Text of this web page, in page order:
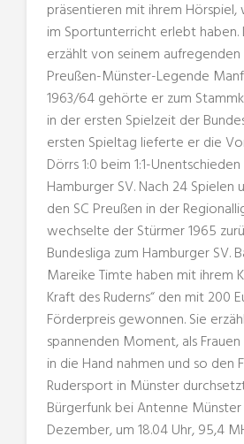
präsentieren mit ihrem Hörspiel,
im Sportunterricht erlebt haben.
erzählt von seinem
Preußen-Münster-Legende
1963/64 gehörte er zum
in der ersten Spielzeit der
ersten Spieltag lieferte er die
Dörrs 1:0 beim 1:1-
Hamburger SV. Nach 24 Spielen
den SC Preußen in der
wechselte der Stürmer 1965
Bundesliga zum Hamburger SV.
Mareike Timte haben mit ihrem
Kraft des Ruderns“ den mit 200
Förderpreis gewonnen. Sie
spannenden Moment, als
in die Hand nahmen und so den
Rudersport in Münster
Bürgerfunk bei Antenne
Dezember, um 18.04 Uhr, 95,4